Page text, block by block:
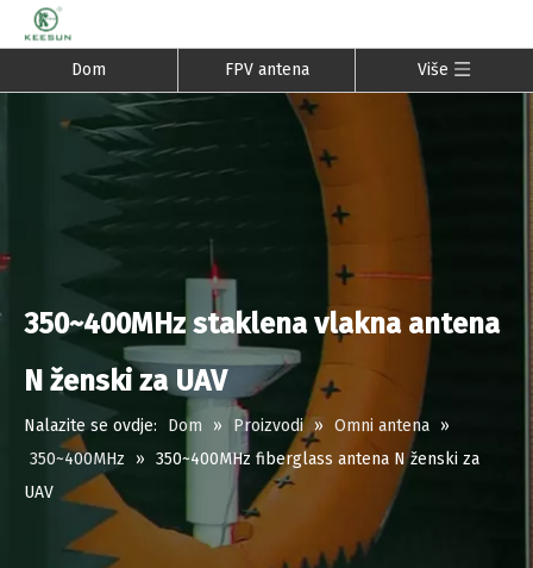
Dom FPV antena Više
350~400MHz staklena vlakna antena
N ženski za UAV
Nalazite se ovdje: Dom » Proizvodi » Omni antena »
350~400MHz
» 350~400MHz fiberglass antena N ženski za
UAV